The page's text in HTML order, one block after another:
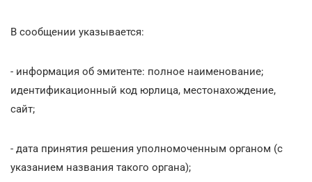
В сообщении указывается:
- информация об эмитенте: полное наименование;
идентификационный код юрлица, местонахождение,
сайт;
- дата принятия решения уполномоченным органом (с
указанием названия такого органа);